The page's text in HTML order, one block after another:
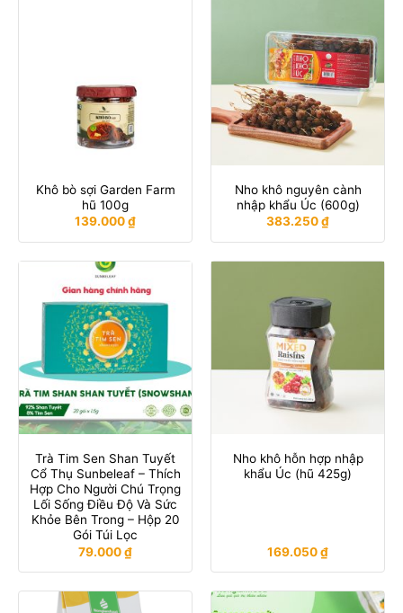
Khô bò sợi Garden Farm
hũ 100g
139.000₫
Nho khô nguyên cành
nhập khẩu Úc (600g)
383.250₫
Trà Tim Sen Shan Tuyết
Cổ Thụ Sunbeleaf – Thích
Hợp Cho Người Chú Trọng
Lối Sống Điều Độ Và Sức
Khỏe Bên Trong – Hộp 20
Gói Túi Lọc
79.000₫
Nho khô hỗn hợp nhập
khẩu Úc (hũ 425g)
169.050₫